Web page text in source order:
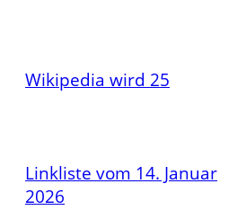
Wikipedia wird 25
Linkliste vom 14. Januar
2026